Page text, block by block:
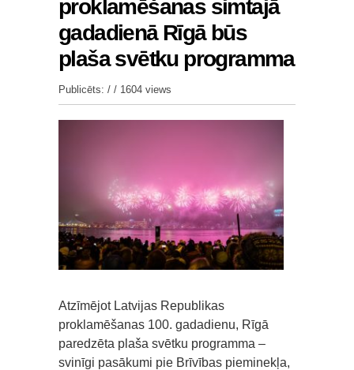
proklamēšanas simtajā
gadadienā Rīgā būs
plaša svētku programma
Publicēts: / / 1604 views
Atzīmējot Latvijas Republikas
proklamēšanas 100. gadadienu, Rīgā
paredzēta plaša svētku programma –
svinīgi pasākumi pie Brīvības pieminekļa,